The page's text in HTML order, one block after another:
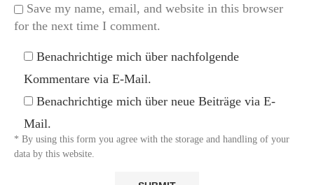
Save my name, email, and website in this browser
for the next time I comment.
Benachrichtige mich über nachfolgende
Kommentare via E-Mail.
Benachrichtige mich über neue Beiträge via E-
Mail.
* By using this form you agree with the storage and handling of your
data by this website.